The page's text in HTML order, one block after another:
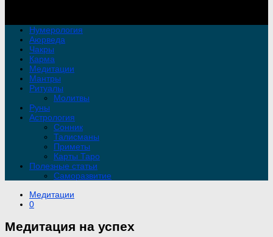
Нумерология
Аюрведа
Чакры
Карма
Медитации
Мантры
Ритуалы
Молитвы
Руны
Астрология
Сонник
Талисманы
Приметы
Карты Таро
Полезные статьи
Саморазвитие
Медитации
0
Медитация на успех